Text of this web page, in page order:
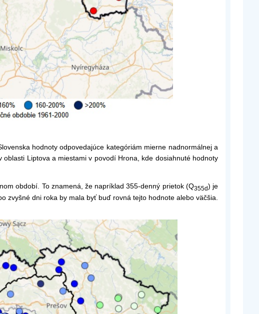
hodnoty odpovedajúce kategóriám mierne nadnormálnej a
Liptova a miestami v povodí Hrona, kde dosiahnuté hodnoty
období. To znamená, že napríklad 355-denný prietok (Q355d) je
dni roka by mala byť buď rovná tejto hodnote alebo väčšia.